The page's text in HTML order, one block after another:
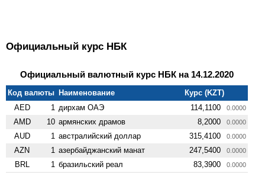
Официальный курс НБК
Официальный валютный курс НБК на 14.12.2020
Код валюты Наименование
Курс (KZT)
AED
1 дирхам ОАЭ 114,1100 0.0000
AMD 10 армянских драмов 8,2000 0.0000
AUD 1 австралийский доллар 315,4100 0.0000
AZN 1 азербайджанский манат 247,5400 0.0000
BRL 1 бразильский реал 83,3900 0.0000